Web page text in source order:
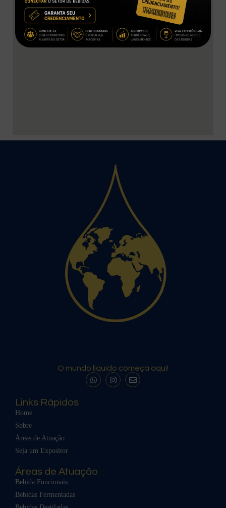
O mundo líquido começa aqui!
Links Rápidos
Home
Sobre
Áreas de Atuação
Seja um Expositor
Áreas de Atuação
Bebida Funcionais
Bebidas Fermentadas